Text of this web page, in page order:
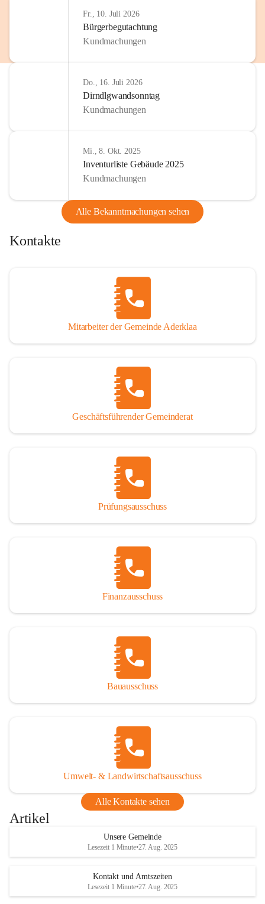
Fr., 10. Juli 2026
Bürgerbegutachtung
Kundmachungen
Do., 16. Juli 2026
Dirndlgwandsonntag
Kundmachungen
Mi., 8. Okt. 2025
Inventurliste Gebäude 2025
Kundmachungen
Alle Bekanntmachungen sehen
Kontakte
Mitarbeiter der Gemeinde Aderklaa
Geschäftsführender Gemeinderat
Prüfungsausschuss
Finanzausschuss
Bauausschuss
Umwelt- & Landwirtschaftsausschuss
Alle Kontakte sehen
Artikel
Unsere Gemeinde
Lesezeit 1 Minute•27. Aug. 2025
Kontakt und Amtszeiten
Lesezeit 1 Minute•27. Aug. 2025